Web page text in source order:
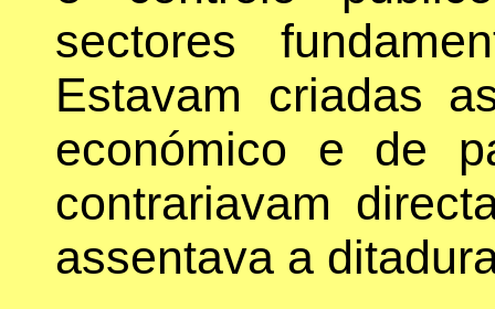
sectores
Estavam criadas
económico e de
contrariavam
assentava a